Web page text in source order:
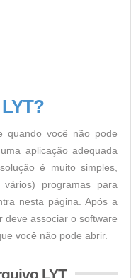
quando você não pode
aplicação adequada
é muito simples,
programas para
nesta página. Após a
deve associar o software
você não pode abrir.
LYT